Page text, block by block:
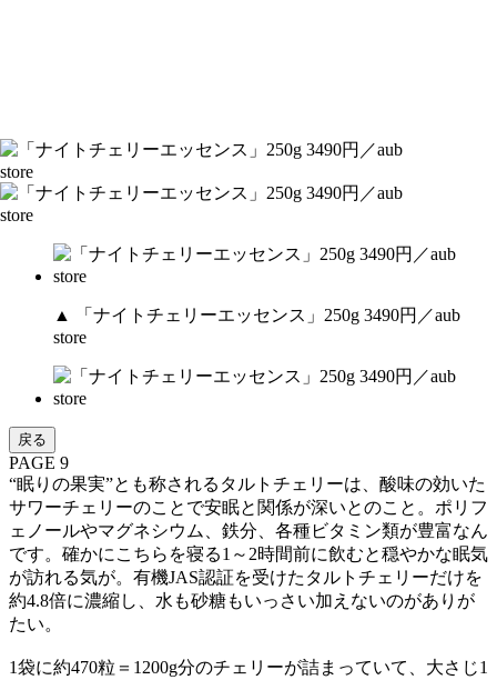
▲ 「ナイトチェリーエッセンス」250g 3490円／aub
store
戻る
PAGE 9
“眠りの果実”とも称されるタルトチェリーは、酸味の効いた
サワーチェリーのことで安眠と関係が深いとのこと。ポリフ
ェノールやマグネシウム、鉄分、各種ビタミン類が豊富なん
です。確かにこちらを寝る1～2時間前に飲むと穏やかな眠気
が訪れる気が。有機JAS認証を受けたタルトチェリーだけを
約4.8倍に濃縮し、水も砂糖もいっさい加えないのがありが
たい。
1袋に約470粒＝1200g分のチェリーが詰まっていて、大さじ1